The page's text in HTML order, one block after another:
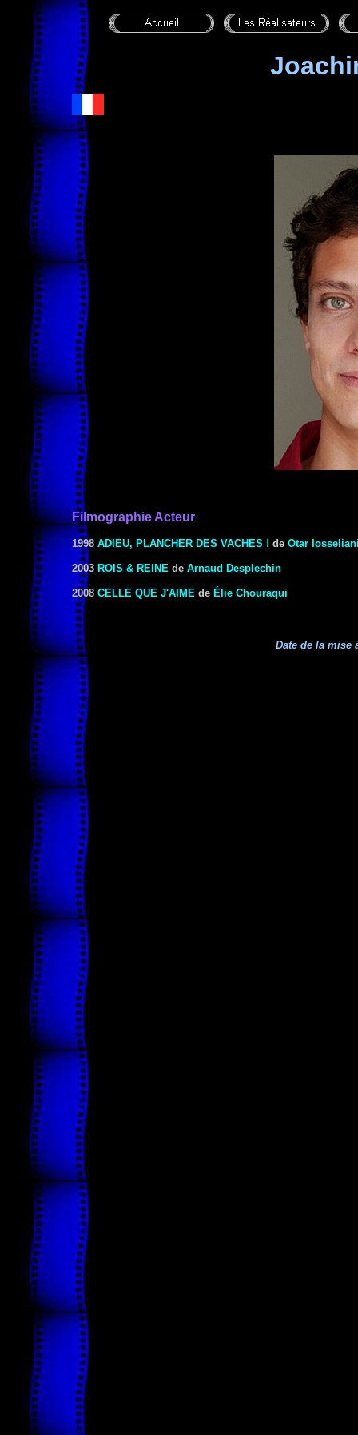
Filmographie Acteur
1998 ADIEU, PLANCHER DES VACHES ! de Otar
2003 ROIS & REINE de Arnaud Desplechin
2008 CELLE QUE J'AIME de Élie Chouraqui
Date de la